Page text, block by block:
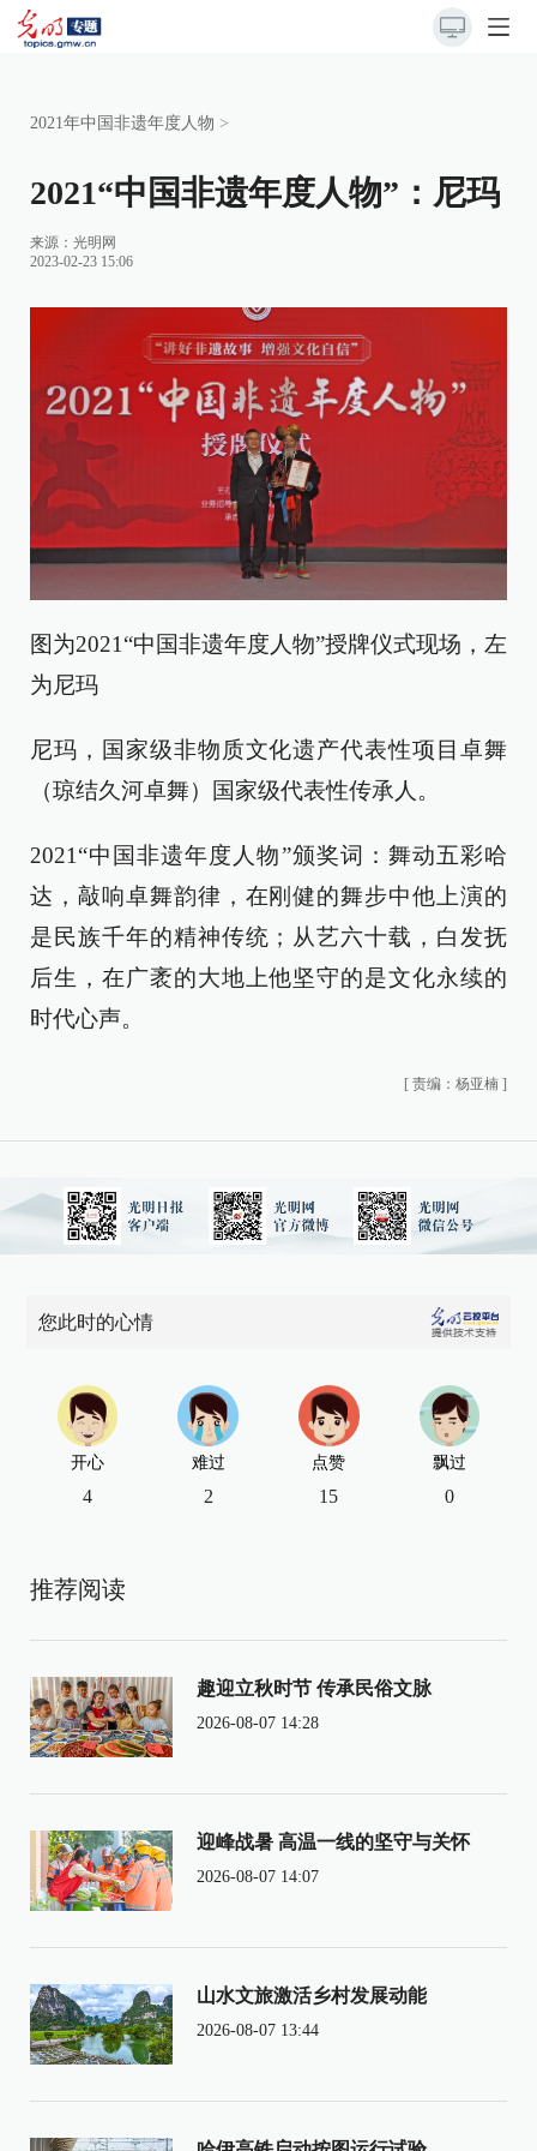
2021年中国非遗年度人物 >
2021“中国非遗年度人物”：尼玛
来源： 光明网
2023-02-23 15:06
图为2021“中国非遗年度人物”授牌仪式现场，左
为尼玛
尼玛，国家级非物质文化遗产代表性项目卓舞
（琼结久河卓舞）国家级代表性传承人。
2021“中国非遗年度人物”颁奖词：舞动五彩哈
达，敲响卓舞韵律，在刚健的舞步中他上演的
是民族千年的精神传统；从艺六十载，白发抚
后生，在广袤的大地上他坚守的是文化永续的
时代心声。
[ 责编：杨亚楠 ]
您此时的心情
开心
4
难过
2
点赞
15
飘过
0
推荐阅读
趣迎立秋时节 传承民俗文脉
2026-08-07 14:28
迎峰战暑 高温一线的坚守与关怀
2026-08-07 14:07
山水文旅激活乡村发展动能
2026-08-07 13:44